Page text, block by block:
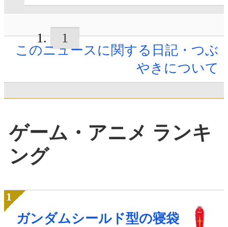
1
このニュースに関する日記・つぶ
やきについて
ゲーム・アニメ ランキ
ング
ガンダムシールド型の寝袋